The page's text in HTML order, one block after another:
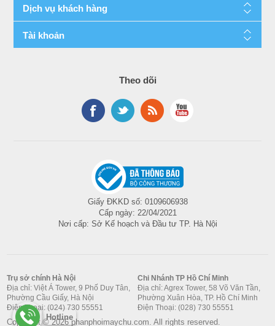
Dịch vụ khách hàng
Tài khoản
Theo dõi
Giấy ĐKKD số: 0109606938
Cấp ngày: 22/04/2021
Nơi cấp: Sở Kế hoạch và Đầu tư TP. Hà Nội
Trụ sở chính Hà Nội
Địa chỉ: Việt Á Tower, 9 Phố Duy Tân,
Phường Cầu Giấy, Hà Nội
Điện Thoại: (024) 730 55551
Chi Nhánh TP Hồ Chí Minh
Địa chỉ: Agrex Tower, 58 Võ Văn Tần,
Phường Xuân Hòa, TP. Hồ Chí Minh
Điện Thoại: (028) 730 55551
Copyright © 2026 phanphoimaychu.com. All rights reserved.
Hotline